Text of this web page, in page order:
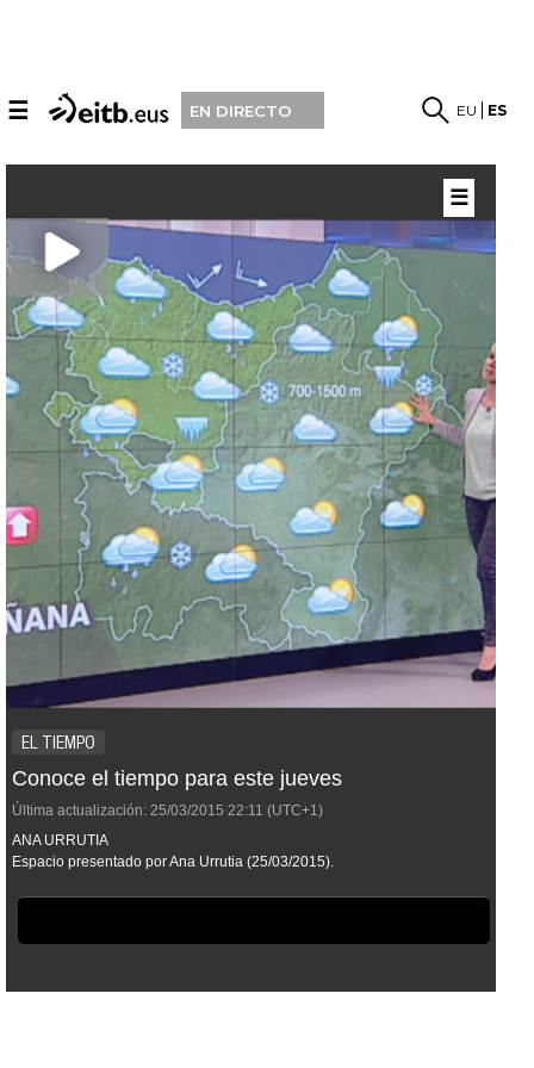
☰ EN DIRECTO EU ES
EL TIEMPO
Conoce el tiempo para este jueves
Última actualización: 25/03/2015 22:11 (UTC+1)
ANA URRUTIA
Espacio presentado por Ana Urrutia (25/03/2015).
☰